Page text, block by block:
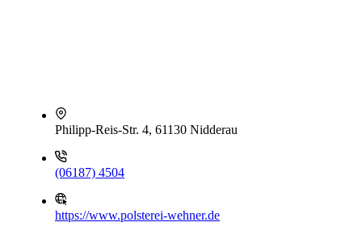
Philipp-Reis-Str. 4, 61130 Nidderau
(06187) 4504
https://www.polsterei-wehner.de